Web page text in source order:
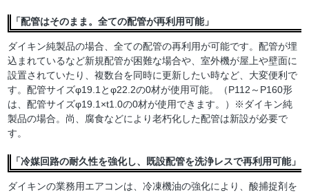
「配管はそのまま。全ての配管が再利用可能」
ダイキン純製品の場合、全ての配管の再利用が可能です。配管が埋
込まれているなど新規配管が困難な場合や、室外機が屋上や壁面に
設置されていたり、複数台を同時に更新したい時など、大変便利で
す。配管サイズφ19.1とφ22.2の0材が使用可能。（P112～P160形
は、配管サイズφ19.1×t1.0の0材が使用できます。）※ダイキン純
製品の場合。尚、腐食などにより老朽化した配管は新設が必要で
す。
「冷媒回路の耐久性を強化し、既設配管を洗浄レスで再利用可能」
ダイキンの業務用エアコンは、冷凍機油の強化により、酸捕捉剤を